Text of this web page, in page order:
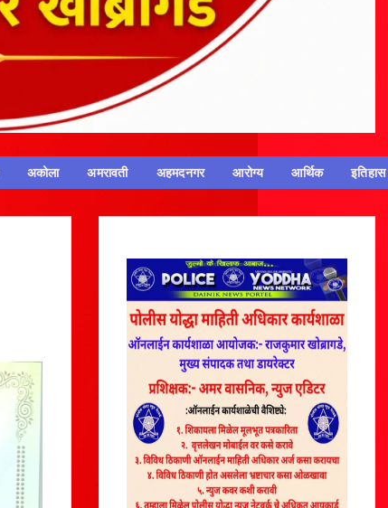
अकोला अमरावती अहमदनगर आरोग्य आर्थिक इतिहास